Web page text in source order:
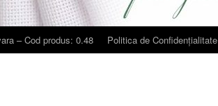
– Cod produs: 0.48 Politica de Confidențialitate